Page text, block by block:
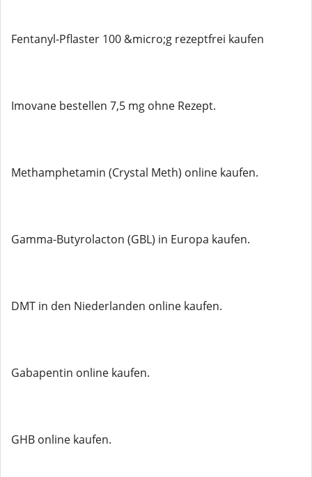
Fentanyl-Pflaster 100 &micro;g rezeptfrei kaufen
Imovane bestellen 7,5 mg ohne Rezept.
Methamphetamin (Crystal Meth) online kaufen.
Gamma-Butyrolacton (GBL) in Europa kaufen.
DMT in den Niederlanden online kaufen.
Gabapentin online kaufen.
GHB online kaufen.